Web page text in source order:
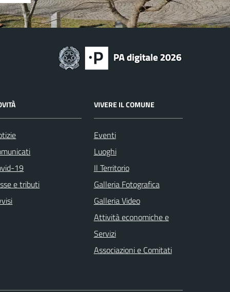
19
e tributi
VIVERE IL COMUNE
Eventi
Luoghi
Il Territorio
Galleria Fotografica
Galleria Video
Attività economiche e
Servizi
Associazioni e Comitati